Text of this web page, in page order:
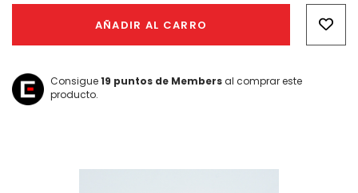
AÑADIR AL CARRO
Consigue19 puntos de Membersal comprar este
producto.